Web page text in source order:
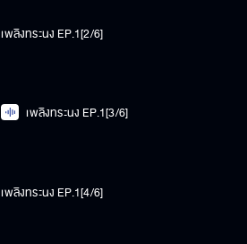
เพลิงทระนง EP.1[2/6]
เพลิงทระนง EP.1[3/6]
เพลิงทระนง EP.1[4/6]